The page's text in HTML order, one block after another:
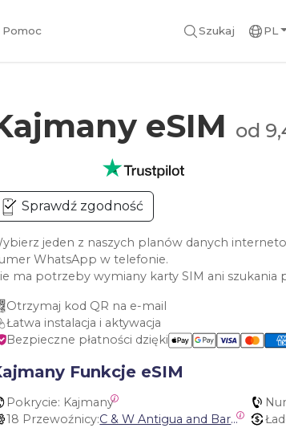
Pomoc Szukaj PL
eSIM od
Sprawdź zgodność
jeden z naszych planów danych
WhatsApp w telefonie.
ma potrzeby wymiany karty SIM ani szukania
Otrzymaj kod QR na e-mail
Łatwa instalacja i aktywacja
Bezpieczne płatności dzięki
Funkcje eSIM
Pokrycie: Kajmany
18 Przewoźnicy:
C & W Antigua and Barbuda, Cable and Wireless Anguilla, Cable & Wireless - LIME, Setel Netherlands Antilles, BTC Bahamas, C&W (Flow), Claro, Bouygues/DigiCel, Dauphin, Free, Cable & Wireless Jamaica, Cable & Wireless Saint Kitts and Nevis, Cable & Wireless Saint Lucia, Cable & Wireless Montserrat, Liberty, Telephone Company Puerto Rico , Cable & Wireless, C & W Saint Vincent and Grenadines